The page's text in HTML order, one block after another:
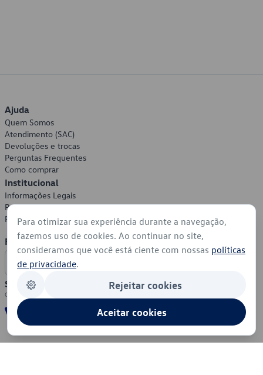
Ajuda
Quem Somos
Atendimento (SAC)
Devoluções e trocas
Perguntas Frequentes
Como comprar
Institucional
Informações Legais
Política de Privacidade
Política de Cookies
Formas de Pagamento
Segurança
Para otimizar sua experiência durante a navegação,
fazemos uso de cookies. Ao continuar no site,
consideramos que você está ciente com nossas políticas
de privacidade.
Rejeitar cookies
Aceitar cookies